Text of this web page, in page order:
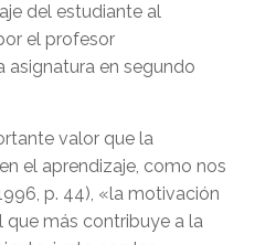
del estudiante al
el profesor
asignatura en segundo
valor que la
el aprendizaje, como nos
p. 44), «la motivación
que más contribuye a la